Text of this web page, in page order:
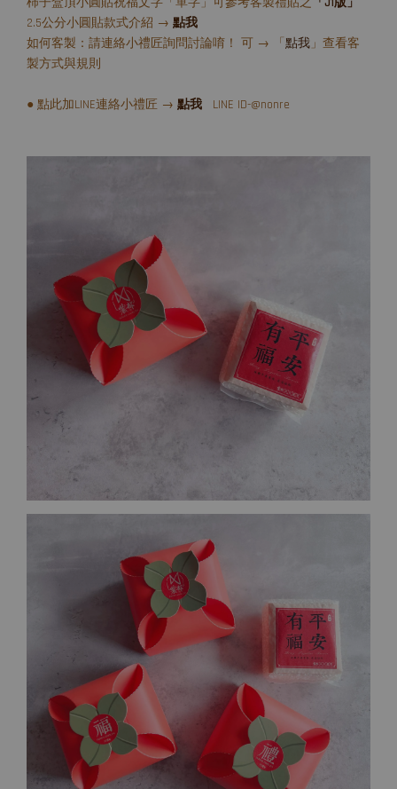
2.5公分小圓貼款式介紹 → 點我
如何客製：請連絡小禮匠詢問討論唷！ 可 → 「 點我」查看客
製方式與規則
● 點此加LINE連絡小禮匠 → 點我 LINE ID-@nonre